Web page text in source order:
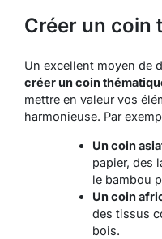
Créer un coin
Un excellent moyen de
créer un coin
mettre en valeur vos
harmonieuse. Par
Un coin
papier, des
le bambou
Un coin
des tissus
bois.